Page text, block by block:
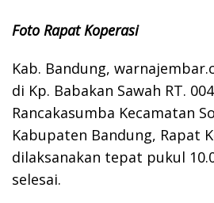
Foto Rapat Koperasi
Kab. Bandung,
di Kp. Babakan Sawah RT.
Rancakasumba Kecamatan
Kabupaten Bandung, Rapat
dilaksanakan tepat pukul
selesai.